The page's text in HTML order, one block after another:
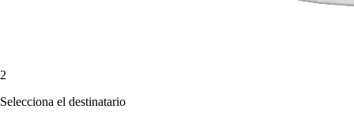
2
Selecciona el destinatario